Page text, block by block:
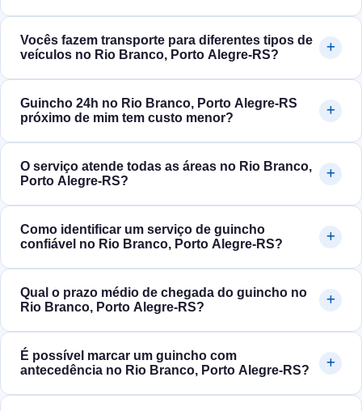
Vocês fazem transporte para diferentes tipos de
veículos no Rio Branco, Porto Alegre‑RS?
Guincho 24h no Rio Branco, Porto Alegre‑RS
próximo de mim tem custo menor?
O serviço atende todas as áreas no Rio Branco,
Porto Alegre‑RS?
Como identificar um serviço de guincho
confiável no Rio Branco, Porto Alegre‑RS?
Qual o prazo médio de chegada do guincho no
Rio Branco, Porto Alegre‑RS?
É possível marcar um guincho com
antecedência no Rio Branco, Porto Alegre‑RS?